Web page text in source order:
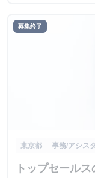
募集終了
東京都 事務/アシス
トップセール